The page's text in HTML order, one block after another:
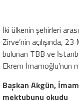
İki ülkenin şehirleri
Zirve’nin açılışında,
bulunan TBB ve
Ekrem İmamoğlu’nun
Başkan Akgün,
mektubunu okudu